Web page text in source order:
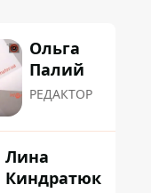
Ольга
Палий
РЕДАКТОР
Лина
Киндратюк